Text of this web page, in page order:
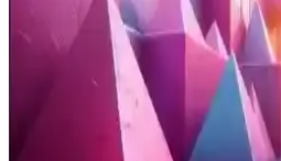
Televizyon Dizilerinde
Güncel Durum ve Trendler
Televizyon dizilerinde oyuncuların
ve popülerliğe göre değişiklik gösterir.
hakkında detaylı bilgi içerir.